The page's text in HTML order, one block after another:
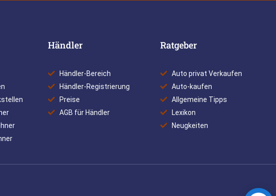
Händler
Händler-Bereich
Händler-Registrierung
Preise
AGB für Händler
Ratgeber
Auto privat Verkaufen
Auto-kaufen
Allgemeine Tipps
Lexikon
Neugkeiten